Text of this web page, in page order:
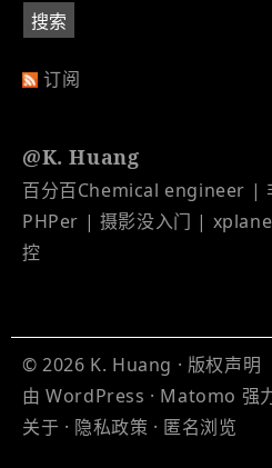
订阅
@K. Huang
百分百Chemical engineer
PHPer | 摄影没入门 |
控
© 2026 K. Huang · 版权声明
由WordPress · Matomo 强
关于 · 隐私政策 · 匿名浏览